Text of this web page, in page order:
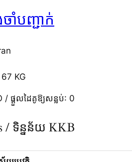
ាំបញ្ជាក់
67 KG
ផ្តួលដៃគូឱ្យសន្លប់: 0
/ ទិន្នន័យ KKB